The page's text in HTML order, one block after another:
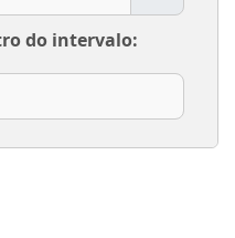
do intervalo: